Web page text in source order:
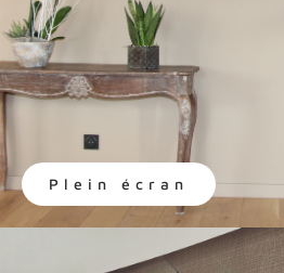
Plein écran